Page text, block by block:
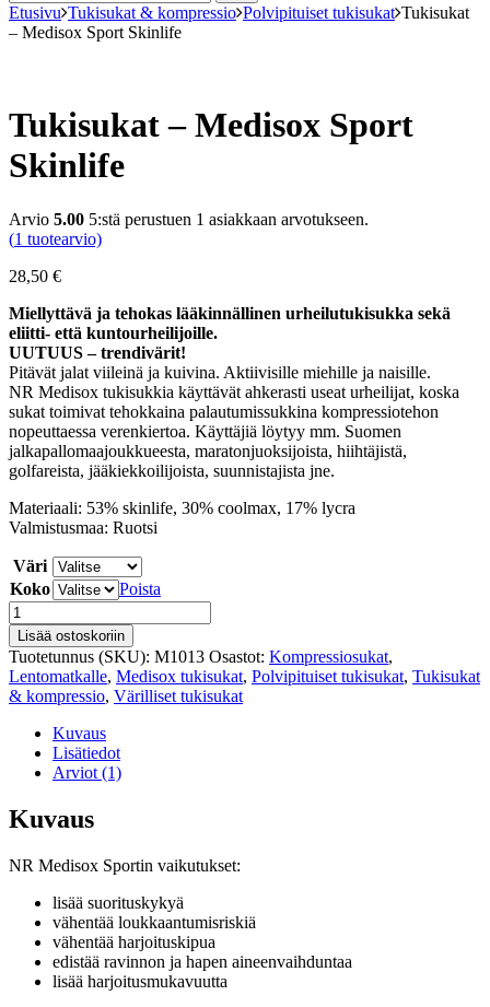
Etusivu Tukisukat & kompressio Polvipituiset tukisukat Tukisukat
– Medisox Sport Skinlife
Tukisukat – Medisox Sport
Skinlife
Arvio 5.00 5:stä perustuen 1 asiakkaan arvotukseen.
(1 tuotearvio)
28,50 €
Miellyttävä ja tehokas lääkinnällinen urheilutukisukka sekä
eliitti- että kuntourheilijoille.
UUTUUS – trendivärit!
Pitävät jalat viileinä ja kuivina. Aktiivisille miehille ja naisille.
NR Medisox tukisukkia käyttävät ahkerasti useat urheilijat, koska
sukat toimivat tehokkaina palautumissukkina kompressiotehon
nopeuttaessa verenkiertoa. Käyttäjiä löytyy mm. Suomen
jalkapallomaajoukkueesta, maratonjuoksijoista, hiihtäjistä,
golfareista, jääkiekkoilijoista, suunnistajista jne.
Materiaali: 53% skinlife, 30% coolmax, 17% lycra
Valmistusmaa: Ruotsi
Väri
Koko
Poista
Tukisukat
-
Medisox
Sport
Skinlife
määrä
Lisää ostoskoriin
Tuotetunnus (SKU): M1013 Osastot: Kompressiosukat,
Lentomatkalle, Medisox tukisukat, Polvipituiset tukisukat, Tukisukat
& kompressio, Värilliset tukisukat
Kuvaus
Lisätiedot
Arviot (1)
Kuvaus
NR Medisox Sportin vaikutukset:
lisää suorituskykyä
vähentää loukkaantumisriskiä
vähentää harjoituskipua
edistää ravinnon ja hapen aineenvaihduntaa
lisää harjoitusmukavuutta